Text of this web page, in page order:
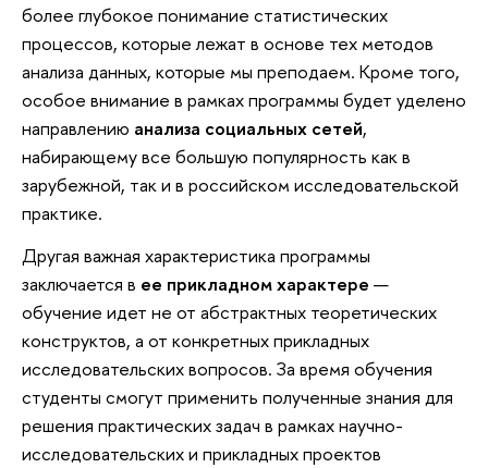
более глубокое понимание статистических
процессов, которые лежат в основе тех методов
анализа данных, которые мы преподаем. Кроме того,
особое внимание в рамках программы будет уделено
направлению анализа социальных сетей,
набирающему все большую популярность как в
зарубежной, так и в российском исследовательской
практике.
Другая важная характеристика программы
заключается в ее прикладном характере —
обучение идет не от абстрактных теоретических
конструктов, а от конкретных прикладных
исследовательских вопросов. За время обучения
студенты смогут применить полученные знания для
решения практических задач в рамках научно-
исследовательских и прикладных проектов